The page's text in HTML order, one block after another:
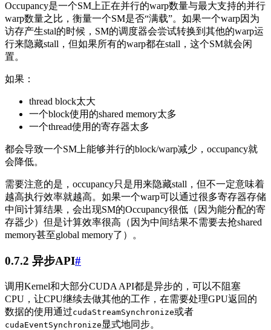
Occupancy是一个SM上正在并行的warp数量与最大支持的并行
warp数量之比，衡量一个SM是否“满载”。如果一个warp因为
访存产生stal的时候，SM的调度器会尝试转换到其他的warp运
行来隐藏stall，但如果所有的warp都在stall，这个SM就会闲
置。
如果：
thread block太大
一个block使用的shared memory太多
一个thread使用的寄存器太多
都会导致一个SM上能够并行的block/warp减少，occupancy就
会降低。
需要注意的是，occupancy只是用来隐藏stall，但不一定意味着
越高执行效率就越高。如果一个warp可以通过很多寄存器存储
中间计算结果，会出现SM的Occupancy很低（因为能分配的寄
存器少）但是计算效率很高（因为中间结果不需要去抢shared
memory甚至global memory了）。
0.7.2 异步API#
调用Kernel和大部分CUDA API都是异步的，可以不阻塞
CPU，让CPU继续去做其他的工作，在需要处理GPU返回的
数据的使用通过cudaStreamSynchronize或者
cudaEventSynchronize 显式地同步。